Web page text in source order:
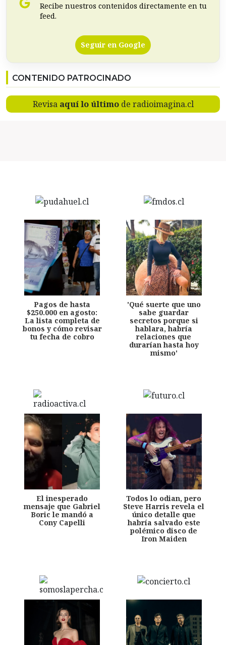
Recibe nuestros contenidos directamente en tu
feed.
Seguir en Google
CONTENIDO PATROCINADO
Revisa aquí lo últimode radioimagina.cl
Pagos de hasta
$250.000 en agosto:
La lista completa de
bonos y cómo revisar
tu fecha de cobro
'Qué suerte que uno
sabe guardar
secretos porque si
hablara, habría
relaciones que
durarían hasta hoy
mismo'
El inesperado
mensaje que Gabriel
Boric le mandó a
Cony Capelli
Todos lo odian, pero
Steve Harris revela el
único detalle que
habría salvado este
polémico disco de
Iron Maiden